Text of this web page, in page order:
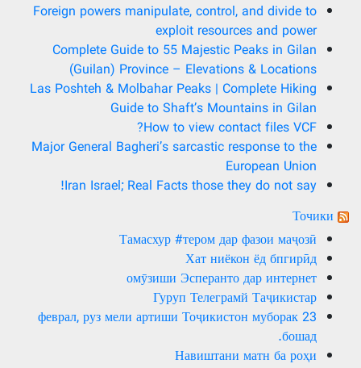
Foreign powers manipulate, control, and divide to
exploit resources and power
Complete Guide to 55 Majestic Peaks in Gilan
(Guilan) Province – Elevations & Locations
Las Poshteh & Molbahar Peaks | Complete Hiking
Guide to Shaft’s Mountains in Gilan
How to view contact files VCF?
Major General Bagheri’s sarcastic response to the
European Union
Iran Israel; Real Facts those they do not say!
Точики
Тамасхур #тером дар фазои маҷозӣ
Хат ниёкон ёд бпгирӣд
омӯзиши Эсперанто дар интернет
Гуруп Телеграмй Таҷикистар
23 феврал, руз мели артиши Тоҷикистон муборак
бошад.
Навиштани матн ба роҳи